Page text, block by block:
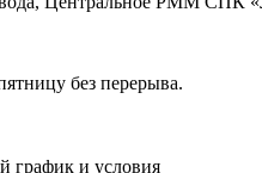
без перерыва.
график и условия